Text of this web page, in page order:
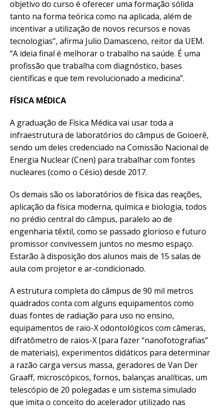
objetivo do curso é oferecer uma formação sólida
tanto na forma teórica como na aplicada, além de
incentivar a utilização de novos recursos e novas
tecnologias”, afirma Julio Damasceno, reitor da UEM.
“A ideia final é melhorar o trabalho na saúde. É uma
profissão que trabalha com diagnóstico, bases
científicas e que tem revolucionado a medicina”.
FÍSICA MÉDICA
A graduação de Física Médica vai usar toda a
infraestrutura de laboratórios do câmpus de Goioerê,
sendo um deles credenciado na Comissão Nacional de
Energia Nuclear (Cnen) para trabalhar com fontes
nucleares (como o Césio) desde 2017.
Os demais são os laboratórios de física das reações,
aplicação da física moderna, química e biologia, todos
no prédio central do câmpus, paralelo ao de
engenharia têxtil, como se passado glorioso e futuro
promissor convivessem juntos no mesmo espaço.
Estarão à disposição dos alunos mais de 15 salas de
aula com projetor e ar-condicionado.
A estrutura completa do câmpus de 90 mil metros
quadrados conta com alguns equipamentos como
duas fontes de radiação para uso no ensino,
equipamentos de raio-X odontológicos com câmeras,
difratômetro de raios-X (para fazer “nanofotografias”
de materiais), experimentos didáticos para determinar
a razão carga versus massa, geradores de Van Der
Graaff, microscópicos, fornos, balanças analíticas, um
telescópio de 20 polegadas e um sistema simulado
que imita o conceito do acelerador utilizado nas